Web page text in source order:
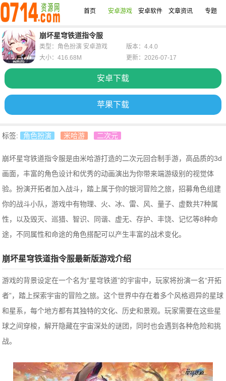
首页 安卓游戏 安卓软件 文章资讯 专题
崩坏星穹铁道指令服
安卓下载
苹果下载
类型：角色扮演 安卓游戏
版本：4.4.0
大小：416.68M
更新：2026-07-17
标签: 角色扮演 米哈游 二次元
崩坏星穹铁道指令服是由米哈游打造的二次元回合制手游，高品质的3d
画面，丰富的角色设计和优秀的动画演出为你带来端游级别的视觉体
验。扮演开拓者加入战斗，踏上属于你的银河冒险之旅，招募角色组建
你的战斗小队，游戏中有物理、火、冰、雷、风、量子、虚数共7种属
性，以及毁灭、巡猎、智识、同谐、虚无、存护、丰饶、记忆等8种命
途，不同属性和命途的角色搭配可以产生丰富的战术变化。
崩坏星穹铁道指令服最新版游戏介绍
游戏的背景设定在一个名为“星穹铁道”的宇宙中，玩家将扮演一名“开拓
者”，踏上探索宇宙的冒险之旅。这个世界中存在着多个风格迥异的星球
和星系，每个地方都有其独特的文化、历史和景观。玩家需要在这些星
球之间穿梭，解开隐藏在宇宙深处的谜团，同时也会遇到各种危险和挑
战。